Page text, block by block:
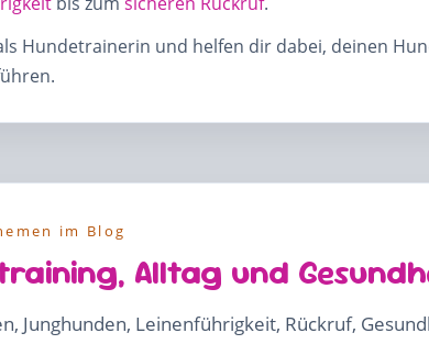
Hundetrainerin und helfen dir dabei, deinen
im Blog
Alltag und
Junghunden, Leinenführigkeit, Rückruf,